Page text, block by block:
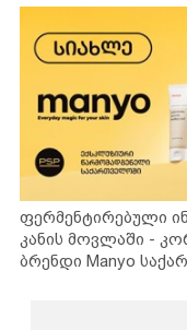
ფერმენტირებული
კანის მოვლაში -
ბრენდი Manyo